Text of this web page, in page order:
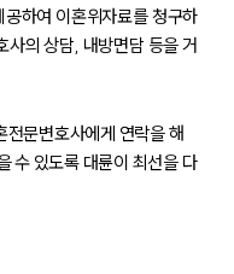
하여 이혼위자료를 청구하
사의 상담, 내방면담 등을 거
전문변호사에게 연락을 해
수 있도록 대륜이 최선을 다